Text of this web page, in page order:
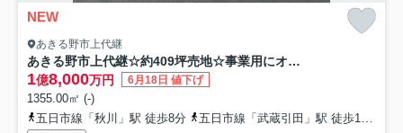
NEW
あきる野市上代継
あきる野市上代継☆約409坪売地☆事業用にオススメ☆
1億8,000万円 6月18日 値下げ
1355.00㎡ (-)
五日市線「秋川」駅 徒歩8分
五日市線「武蔵引田」駅 徒歩16分